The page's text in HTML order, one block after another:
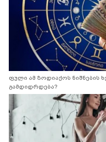
ფული ამ ზოდიაქოს ნიშნების
გამდიდრდება?